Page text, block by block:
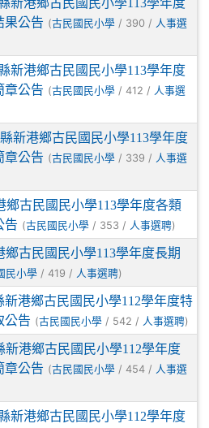
果公告 (古民國民小學 / 390 / 人事選
新港鄉古民國民小學113學年度
章公告 (古民國民小學 / 412 / 人事選
新港鄉古民國民小學113學年度
章公告 (古民國民小學 / 339 / 人事選
鄉古民國民小學113學年度各類
告 (古民國民小學 / 353 / 人事選聘)
鄉古民國民小學113學年度長期
民小學 / 419 / 人事選聘)
新港鄉古民國民小學112學年度特
公告 (古民國民小學 / 542 / 人事選聘)
新港鄉古民國民小學112學年度
章公告 (古民國民小學 / 454 / 人事選
新港鄉古民國民小學112學年度